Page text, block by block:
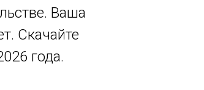
Ваша
Скачайте
года.